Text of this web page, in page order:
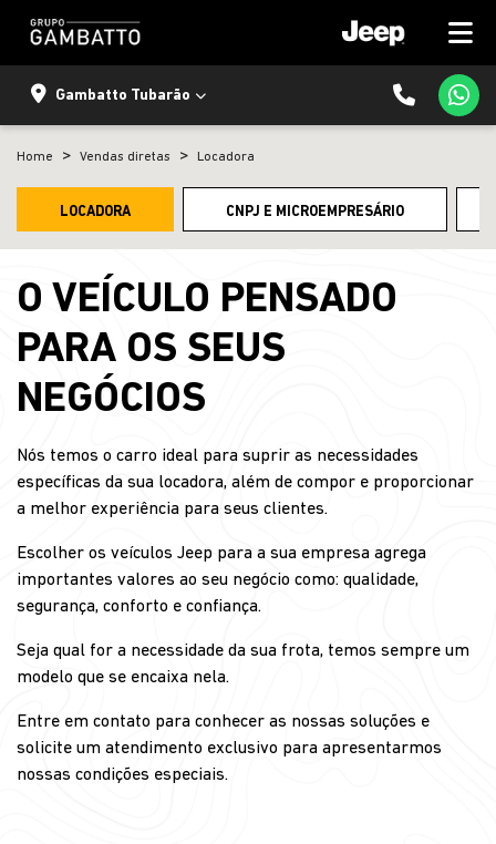
Gambatto Tubarão
Home Vendas diretas Locadora
CNPJ E MICROEMPRESÁRIO
LOCADORA
O VEÍCULO PENSADO
PARA OS SEUS
NEGÓCIOS
Nós temos o carro ideal para suprir as necessidades
específicas da sua locadora, além de compor e proporcionar
a melhor experiência para seus clientes.
Escolher os veículos Jeep para a sua empresa agrega
importantes valores ao seu negócio como: qualidade,
segurança, conforto e confiança.
Seja qual for a necessidade da sua frota, temos sempre um
modelo que se encaixa nela.
Entre em contato para conhecer as nossas soluções e
solicite um atendimento exclusivo para apresentarmos
nossas condições especiais.